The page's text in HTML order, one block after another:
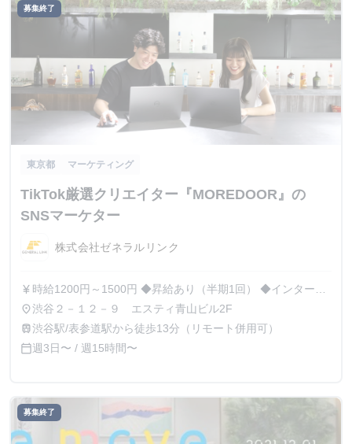
募集終了
東京都 マーケティング
TikTok厳選クリエイター『MOREDOOR』の
SNSマーケター
株式会社ゼネラルリンク
currency_yen 時給1200円～1500円 ◆昇給あり（半期1回） ◆インターン
表彰制度あり（月1回） ◆1Fバーでは定時以降は飲み放題
◆イベント・飲み代サポート ◆フリーミネラルウォーター
place渋谷２－１２－９ エスティ青山ビル2F
train渋谷駅/表参道駅から徒歩13分（リモート併用可）
calendar_today週3日〜 / 週15時間〜
募集終了